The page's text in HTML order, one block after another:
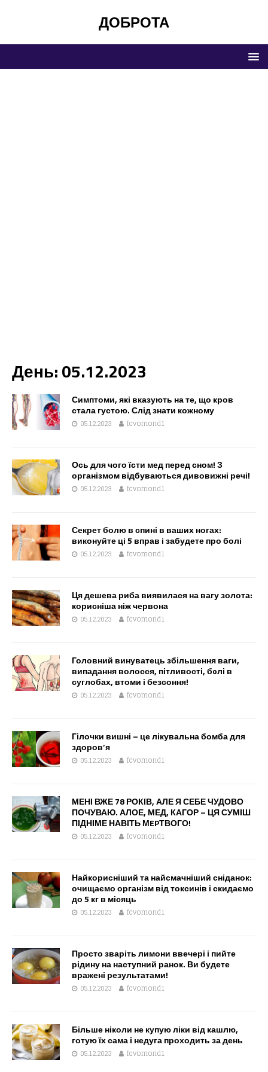
ДОБРОТА
День:05.12.2023
Симптоми, які вказують на те, що кров
стала густою. Слід знати кожному
05.12.2023 fcvomond1
Ось для чого їсти мед перед сном! З
організмом відбуваються дивовижні речі!
05.12.2023 fcvomond1
Секрет болю в спині в ваших ногах:
виконуйте ці 5 вправ і забудете про болі
05.12.2023 fcvomond1
Ця дешева риба виявилася на вагу золота:
корисніша ніж червона
05.12.2023 fcvomond1
Головний винуватець збільшення ваги,
випадання волосся, пітливості, бoлі в
суглобах, втоми і безсоння!
05.12.2023 fcvomond1
Гілочки вишні – це лікувальна бомба для
здоров’я
05.12.2023 fcvomond1
МЕНІ ВЖЕ 78 РОКІВ, АЛЕ Я СЕБЕ ЧУДОВО
ПОЧУВАЮ. АЛОЕ, МЕД, КАГОР – ЦЯ СУМІШ
ПІДНІМЕ НАВІТЬ МEPТВОГО!
05.12.2023 fcvomond1
Найкорисніший та найсмачніший сніданок:
очищаємо організм від токсинів і скидаємо
до 5 кг в місяць
05.12.2023 fcvomond1
Просто зваріть лимони ввечері і пийте
рідину на наступний ранок. Ви будете
вражені результатами!
05.12.2023 fcvomond1
Більше ніколи не купую ліки від кашлю,
готую їх сама і недуга проходить за день
05.12.2023 fcvomond1